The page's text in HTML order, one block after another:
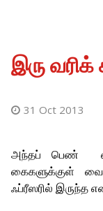
இரு
31 Oct 2013
அந்தப் பெண்
கைகளுக்குள்
ஃப்ரீஸரில் இருந்த